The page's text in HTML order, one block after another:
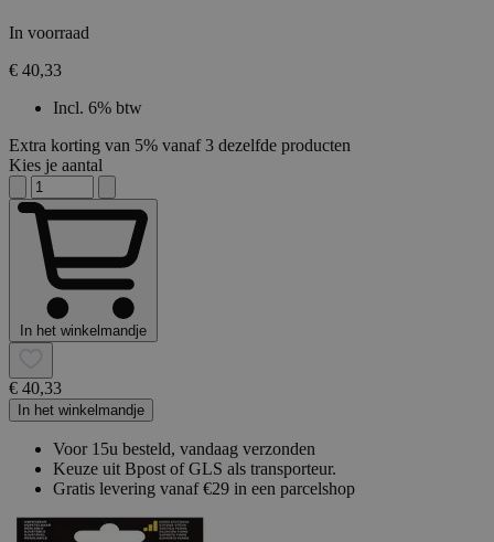
In voorraad
€ 40,33
Incl. 6% btw
Extra korting van 5% vanaf 3 dezelfde producten
Kies je aantal
In het winkelmandje
€ 40,33
In het winkelmandje
Voor 15u besteld, vandaag verzonden
Keuze uit Bpost of GLS als transporteur.
Gratis levering vanaf €29 in een parcelshop